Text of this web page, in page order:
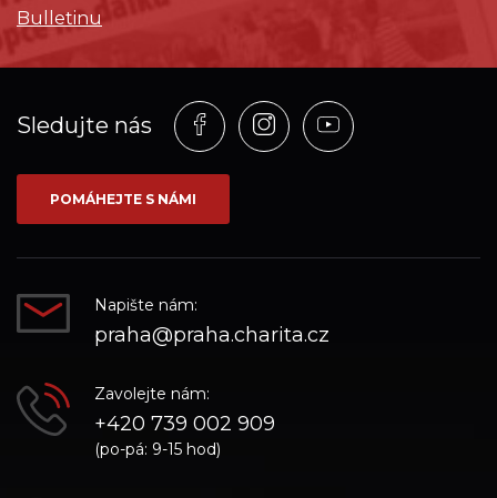
Bulletinu
Sledujte nás
Profil
na
síti_Facebook
Profil
na
Profil
na
POMÁHEJTE S NÁMI
Napište nám:
praha@praha.charita.cz
Zavolejte nám:
+420 739 002 909
(po-pá: 9-15 hod)